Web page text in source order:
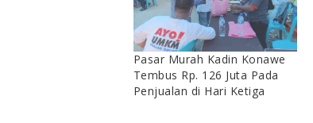
Pasar Murah Kadin Konawe
Tembus Rp. 126 Juta Pada
Penjualan di Hari Ketiga